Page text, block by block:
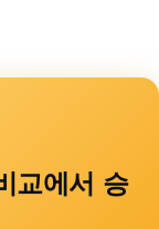
교에서 승